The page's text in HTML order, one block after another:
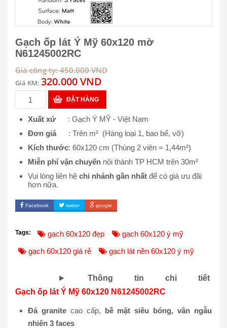
Gạch ốp lát Ý Mỹ 60x120 mờ
N61245002RC
Giá công ty: 450.000 VND
Giá KM: 320.000 VND
ĐẶT HÀNG
Xuất xứ
: Gạch Ý MỸ - Việt Nam
Đơn giá : Trên m² (Hàng loại 1, bao bể, vỡ)
Kích thước: 60x120 cm (Thùng 2 viên = 1,44m²)
Miễn phí vận chuyển nội thành TP HCM trên 30m²
Vui lòng liên hệ chi nhánh gần nhất để có giá ưu đãi
hơn nữa.
Facebook twitter google
Tags: gạch 60x120 đẹp
gạch 60x120 ý mỹ
gạch 60x120 giá rẻ
gạch lát nền 60x120 ý mỹ
► Thông tin chi tiết
Gạch ốp lát Ý Mỹ 60x120 N61245002RC
Đá granitecao cấp, bề mặt siêu bóng, vân ngẫu
nhiên 3 faces